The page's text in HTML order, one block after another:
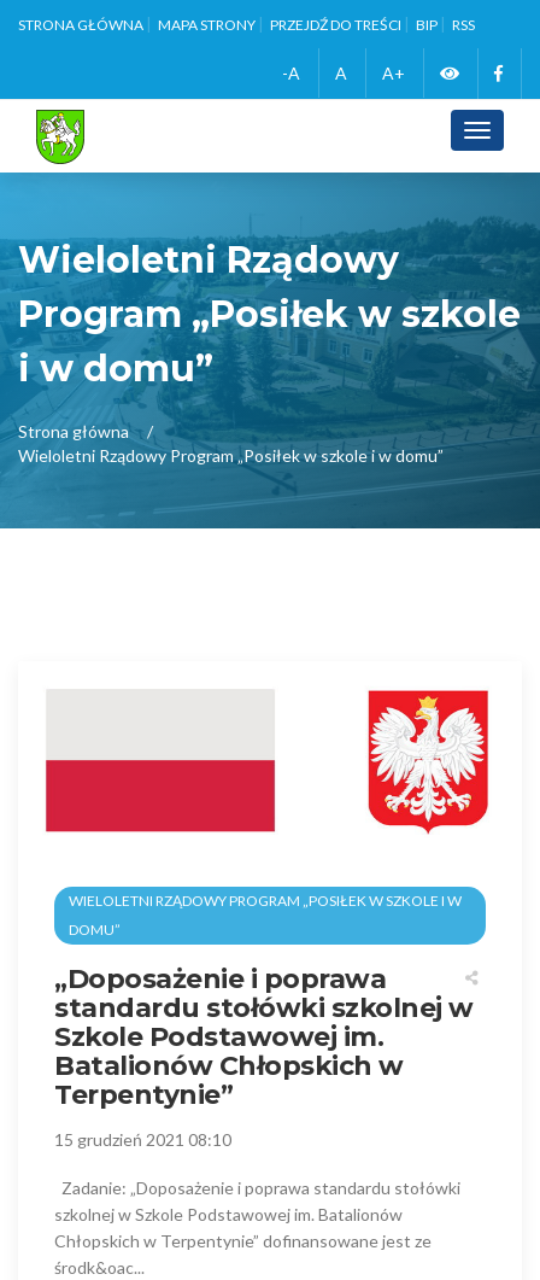
STRONA GŁÓWNA MAPA STRONY PRZEJDŹ DO TREŚCI BIP RSS
-A A A+ Zmień
wersję
Toggle
Wieloletni Rządowy
Program „Posiłek w szkole
i w domu”
Strona główna
Wieloletni Rządowy Program „Posiłek w szkole i w domu”
WIELOLETNI RZĄDOWY PROGRAM „POSIŁEK W SZKOLE I W
DOMU”
„Doposażenie i poprawa
standardu stołówki szkolnej w
Szkole Podstawowej im.
Batalionów Chłopskich w
Terpentynie”
15 grudzień 2021 08:10
Zadanie: „Doposażenie i poprawa standardu stołówki
szkolnej w Szkole Podstawowej im. Batalionów
Chłopskich w Terpentynie” dofinansowane jest ze
środk&oac...